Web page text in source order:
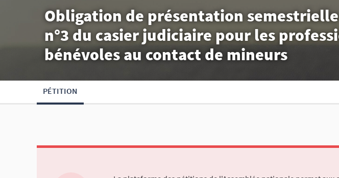
Obligation de présentation
n°3 du casier judiciaire pour les
bénévoles au contact de mineurs
PÉTITION